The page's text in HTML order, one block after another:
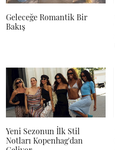
Geleceğe Romantik Bir
Bakış
Yeni Sezonun İlk Stil
Notları Kopenhag'dan